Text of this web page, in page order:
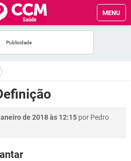
MENU
de 2018 às 12:15 por Pedro